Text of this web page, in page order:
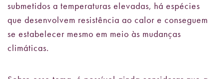
submetidos a temperaturas elevadas, há espécies
que desenvolvem resistência ao calor e conseguem
se estabelecer mesmo em meio às mudanças
climáticas.